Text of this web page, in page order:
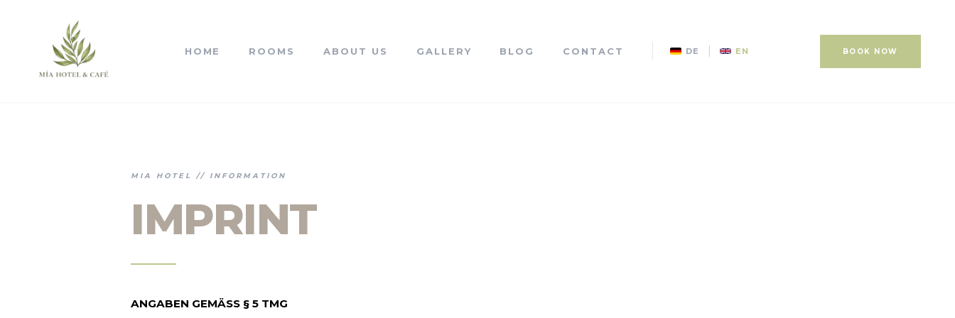
HOME ROOMS ABOUT US GALLERY BLOG CONTACT DE EN BOOK NOW
MIA HOTEL // INFORMATION
IMPRINT
ANGABEN GEMÄSS § 5 TMG